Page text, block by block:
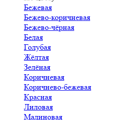
Бежевая
Бежево-коричневая
Бежево-чёрная
Белая
Голубая
Жёлтая
Зелёная
Коричневая
Коричнево-бежевая
Красная
Лиловая
Малиновая